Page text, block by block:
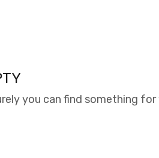
you can find something